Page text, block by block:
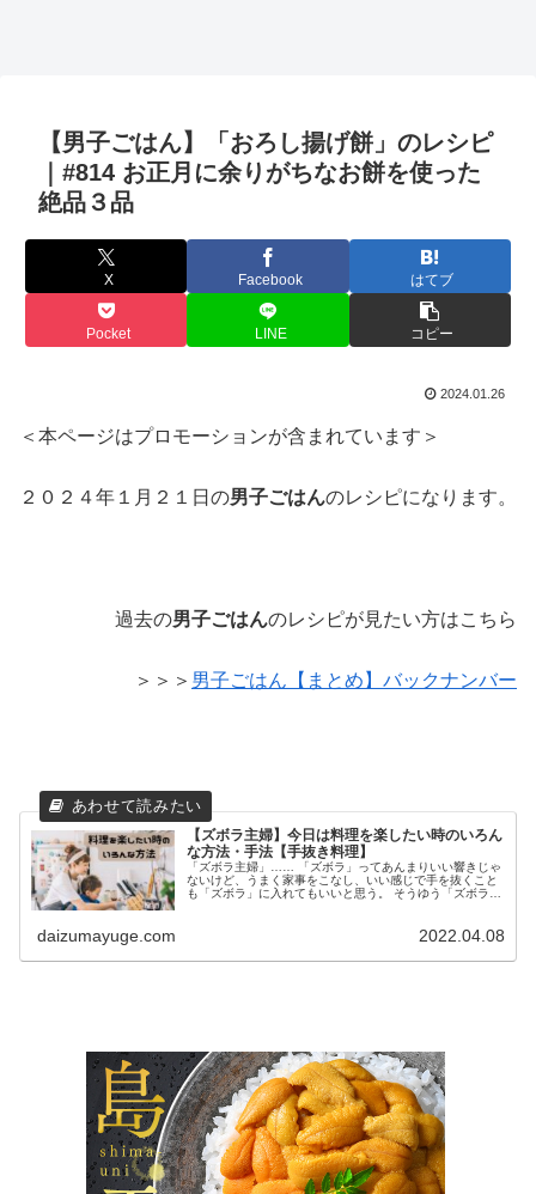
【男子ごはん】「おろし揚げ餅」のレシピ
｜#814 お正月に余りがちなお餅を使った
絶品３品
X Facebook はてブ
Pocket LINE コピー
2024.01.26
＜本ページはプロモーションが含まれています＞
２０２４年１月２１日の男子ごはんのレシピになります。
過去の男子ごはんのレシピが見たい方はこちら
＞＞＞ 男子ごはん【まとめ】バックナンバー
【ズボラ主婦】今日は料理を楽したい時のいろん
な方法・手法【手抜き料理】
「ズボラ主婦」…… 「ズボラ」ってあんまりいい響きじゃ
ないけど、うまく家事をこなし、いい感じで手を抜くこと
も「ズボラ」に入れてもいいと思う。 そうゆう「ズボラ主
daizumayuge.com 2022.04.08